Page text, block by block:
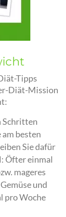
Tipps
Diät-Mission
Schritten
am besten
Sie dafür
Öfter einmal
mageres
und
pro Woche